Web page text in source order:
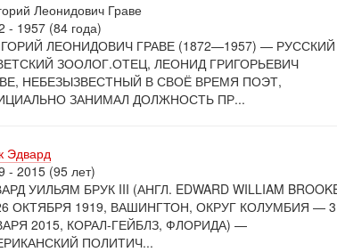
Леонидович Граве
- 1957 (84 года)
ЛЕОНИДОВИЧ ГРАВЕ (1872—1957) — РУССКИЙ
ЗООЛОГ.ОТЕЦ, ЛЕОНИД ГРИГОРЬЕВИЧ
НЕБЕЗЫЗВЕСТНЫЙ В СВОЁ ВРЕМЯ ПОЭТ,
ЗАНИМАЛ ДОЛЖНОСТЬ ПР...
Эдвард
- 2015 (95 лет)
УИЛЬЯМ БРУК III (АНГЛ. EDWARD WILLIAM
ОКТЯБРЯ 1919, ВАШИНГТОН, ОКРУГ КОЛУМБИЯ — 3
2015, КОРАЛ-ГЕЙБЛЗ, ФЛОРИДА) —
ПОЛИТИЧ...